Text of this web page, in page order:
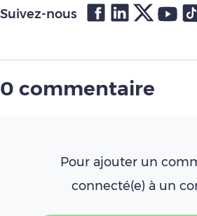
Suivez-nous
0 commentaire
Pour ajouter un
connecté(e) à un